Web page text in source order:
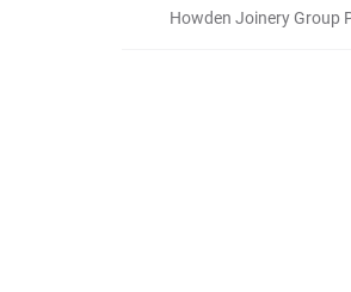
Howden Joinery Group